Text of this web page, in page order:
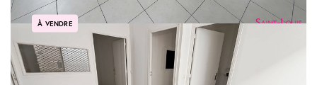
À VENDRE
POISSY